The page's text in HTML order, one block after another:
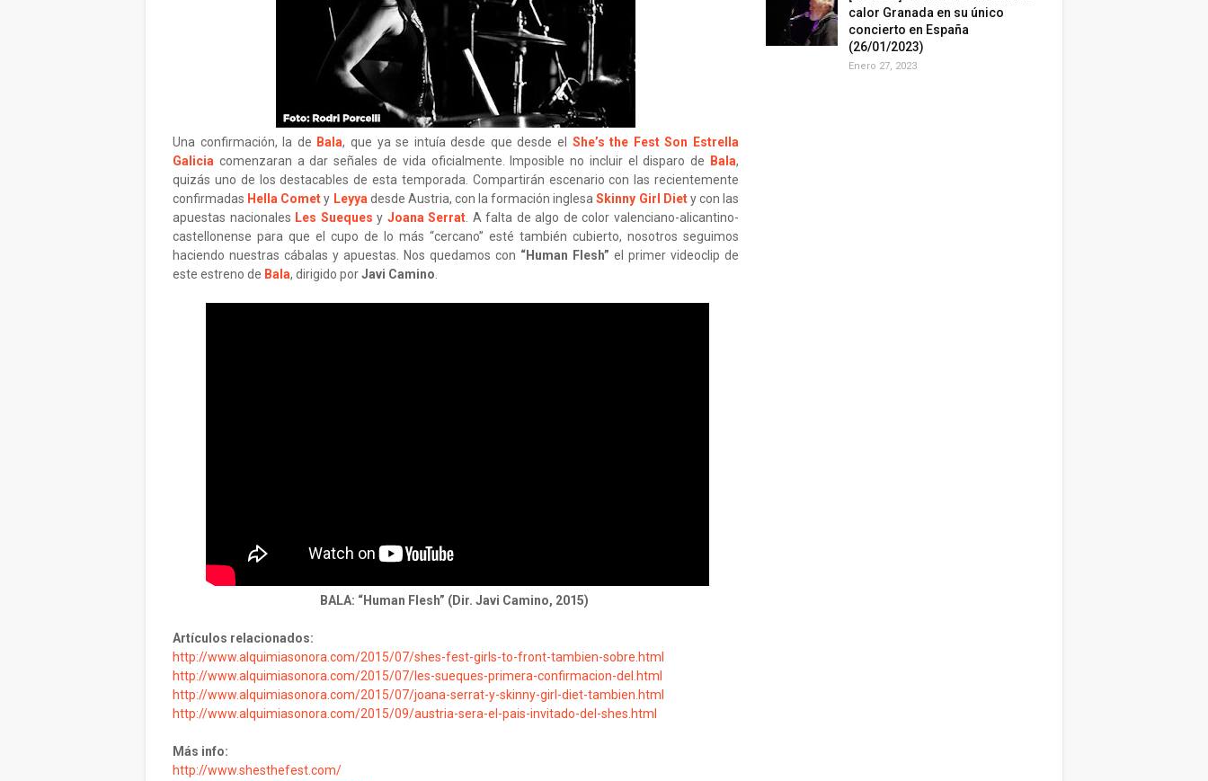
Una confirmación, la de Bala, que ya se intuía desde que desde el She’s the Fest Son Estrella
Galicia comenzaran a dar señales de vida oficialmente. Imposible no incluir el disparo de Bala,
quizás uno de los destacables de esta temporada. Compartirán escenario con las recientemente
confirmadas Hella Comety Leyya desde Austria, con la formación inglesaSkinny Girl Diety con las
apuestas nacionales Les Sueques y Joana Serrat . A falta de algo de color valenciano-alicantino-
castellonense para que el cupo de lo más “cercano” esté también cubierto, nosotros seguimos
haciendo nuestras cábalas y apuestas. Nos quedamos con “Human Flesh” el primer videoclip de
este estreno de Bala, dirigido porJavi Camino
BALA: “Human Flesh” (Dir. Javi Camino, 2015)
Artículos relacionados:
http://www.alquimiasonora.com/2015/07/shes-fest-girls-to-front-tambien-sobre.html
http://www.alquimiasonora.com/2015/07/les-sueques-primera-confirmacion-del.html
http://www.alquimiasonora.com/2015/07/joana-serrat-y-skinny-girl-diet-tambien.html
http://www.alquimiasonora.com/2015/09/austria-sera-el-pais-invitado-del-shes.html
Más info:
http://www.shesthefest.com/
calor Granada en su único
concierto en España
(26/01/2023)
Enero 27, 2023